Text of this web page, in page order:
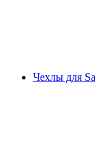
Чехлы для